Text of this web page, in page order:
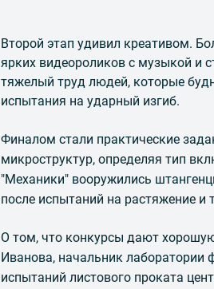
Второй этап удивил креативом.
ярких видеороликов с музыкой и
тяжелый труд людей, которые
испытания на ударный изгиб.
Финалом стали практические
микроструктур, определяя тип
"Механики" вооружились
после испытаний на растяжение и
О том, что конкурсы дают
Иванова, начальник лаборатории
испытаний листового проката